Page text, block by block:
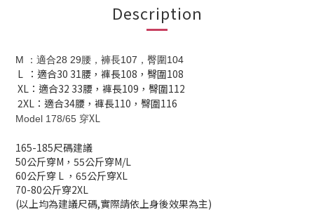
Description
M ：適合28 29腰， 褲長107，臀圍104
L ：適合30 31腰， 褲長108，臀圍108
XL：適合32 33腰， 褲長109，臀圍112
2XL：適合34腰， 褲長110，臀圍116
Model 178/65 穿XL
165-185尺碼建議
50公斤穿M， 55公斤穿M/L
60公斤穿 L ， 65公斤穿XL
70-80公斤穿2XL
(以上均為建議尺碼,實際請依上身後效果為主)